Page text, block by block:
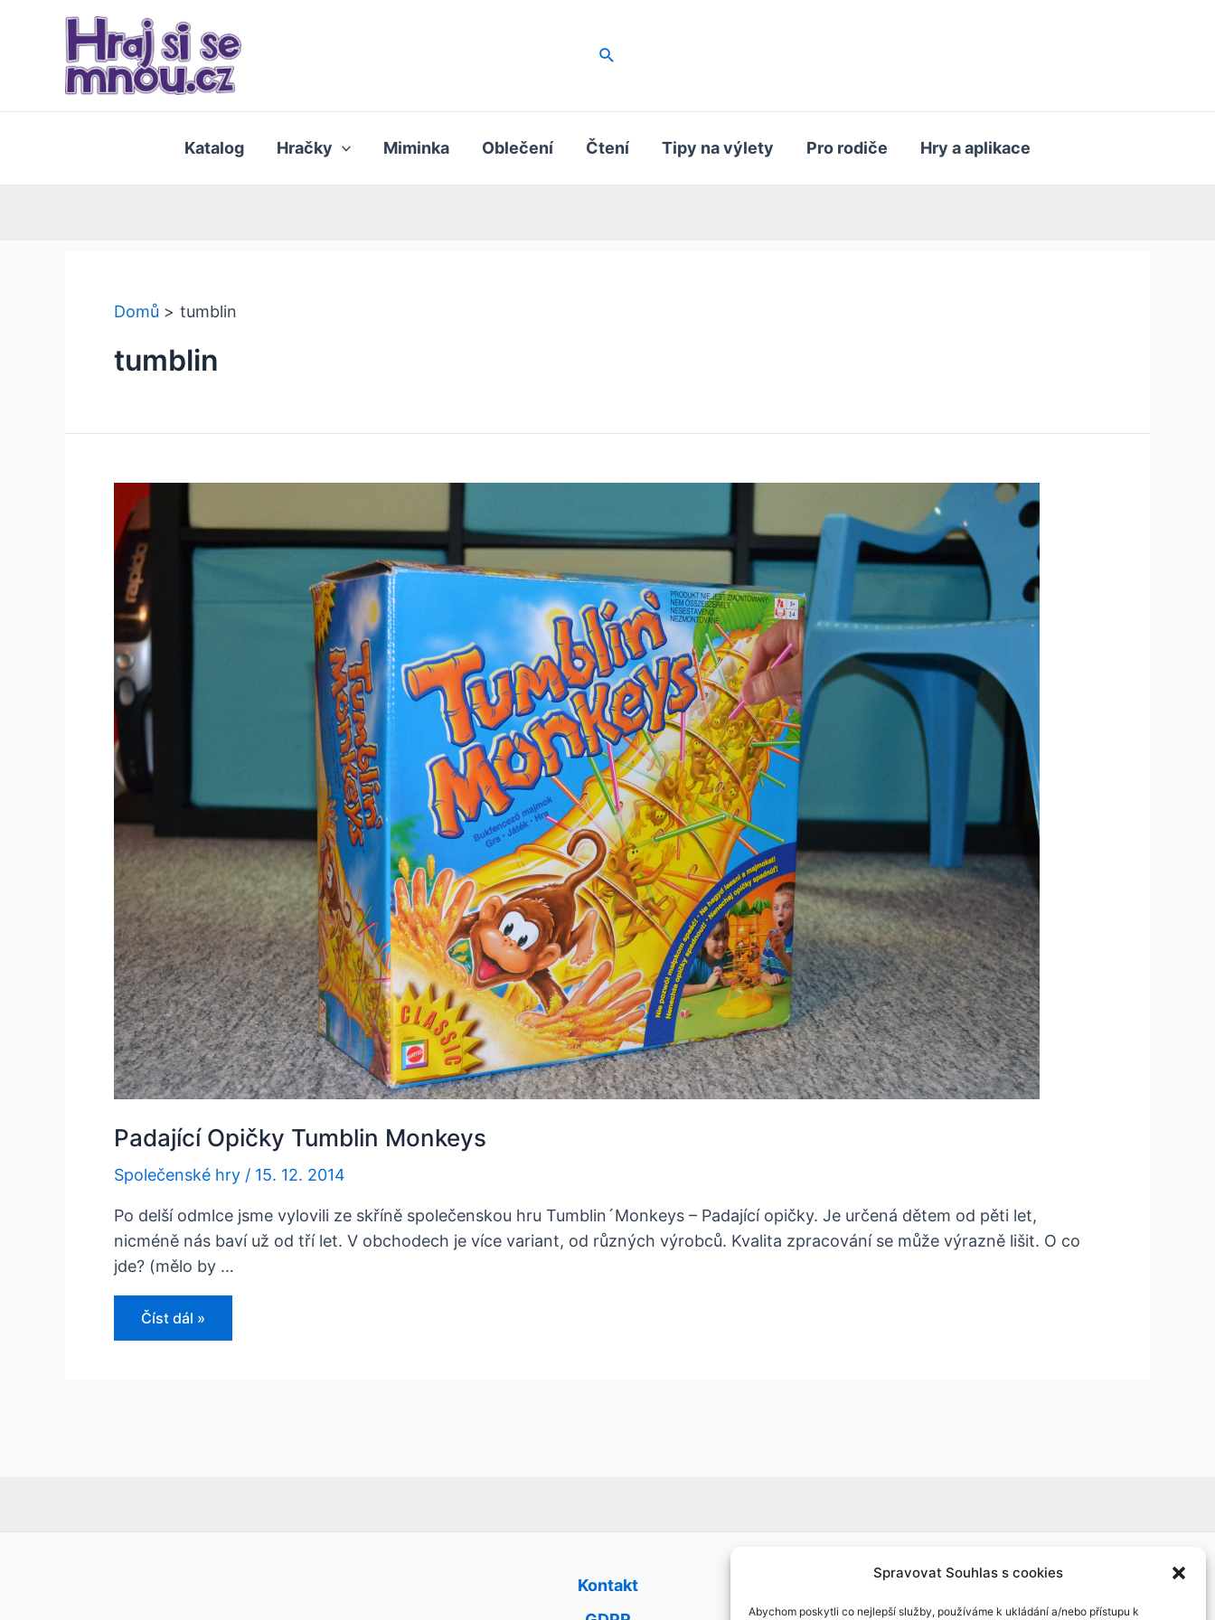
Spravovat Souhlas s cookies
Abychom poskytli co nejlepší služby, používáme k ukládání a/nebo přístupu k
Hledat
Katalog Hračky Miminka Oblečení Čtení Tipy na výlety Pro rodiče Hry a aplikace
Domů tumblin
tumblin
Padající Opičky Tumblin Monkeys
Společenské hry / 15. 12. 2014
Po delší odmlce jsme vylovili ze skříně společenskou hru Tumblin´Monkeys – Padající opičky. Je určená dětem od pěti let,
nicméně nás baví už od tří let. V obchodech je více variant, od různých výrobců. Kvalita zpracování se může výrazně lišit. O co
jde? (mělo by …
Padající
Opičky
Tumblin
Číst dál »
Kontakt